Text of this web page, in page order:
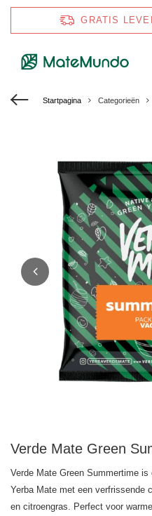
GRATIS
Startpagina Categorieën
Verde Mate Green
Verde Mate Green Summertime
Yerba Mate met een verfrissende
en citroengras. Perfect voor